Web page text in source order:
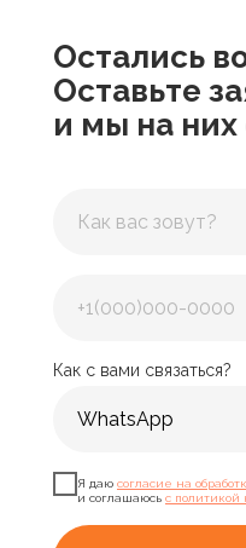
Остались
Оставьте
и мы на них
Как с вами связаться?
Я даю согласие на
и соглашаюсь с политикой